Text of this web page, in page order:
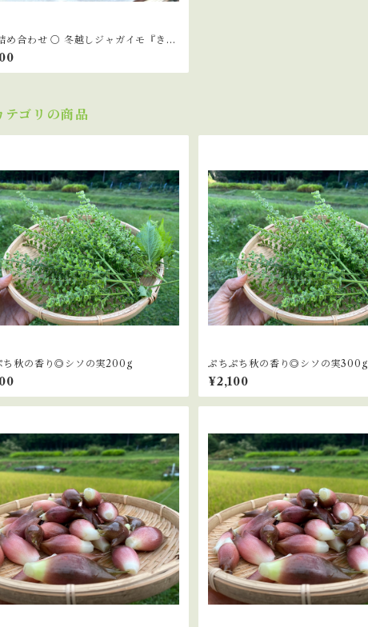
め合わせ 〇 冬越しジャガイモ『きた
』1kg『メークイン』1kg
テゴリの商品
ち秋の香り◎シソの実200g ぷちぷち秋の香り◎シソの実300g
¥2,100